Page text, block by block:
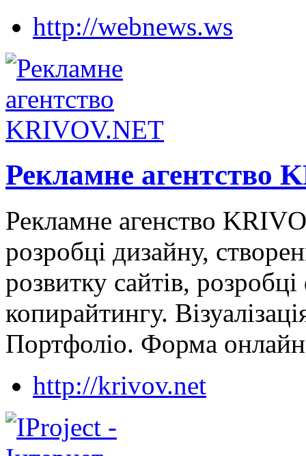
http://webnews.ws
Рекламне агентство
Рекламне агенство
розробці дизайну,
розвитку сайтів,
копирайтингу.
Портфоліо. Форма
http://krivov.net